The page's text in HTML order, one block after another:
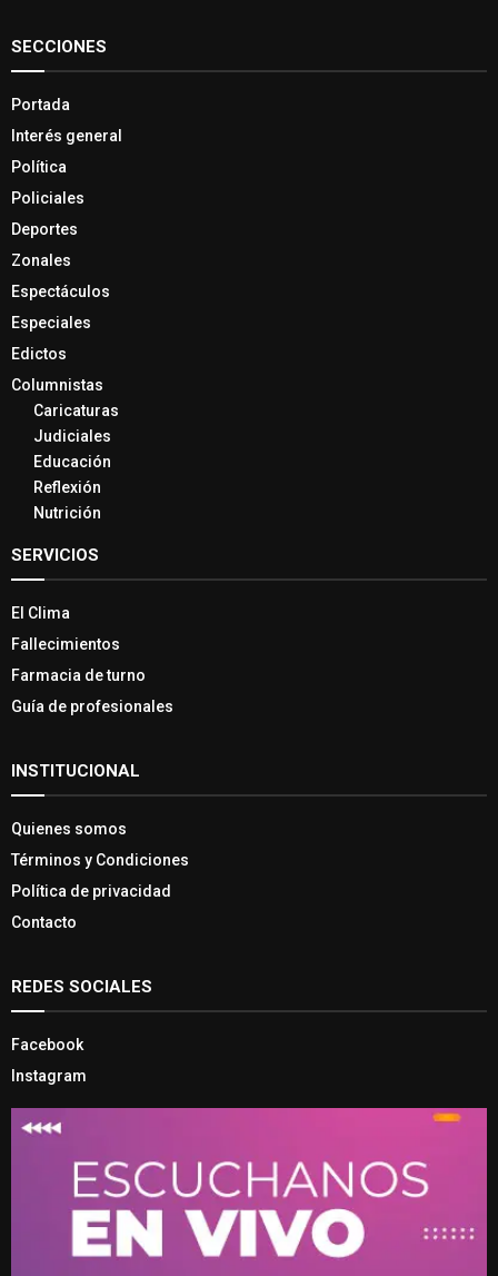
SECCIONES
Portada
Interés general
Política
Policiales
Deportes
Zonales
Espectáculos
Especiales
Edictos
Columnistas
Caricaturas
Judiciales
Educación
Reflexión
Nutrición
SERVICIOS
El Clima
Fallecimientos
Farmacia de turno
Guía de profesionales
INSTITUCIONAL
Quienes somos
Términos y Condiciones
Política de privacidad
Contacto
REDES SOCIALES
Facebook
Instagram